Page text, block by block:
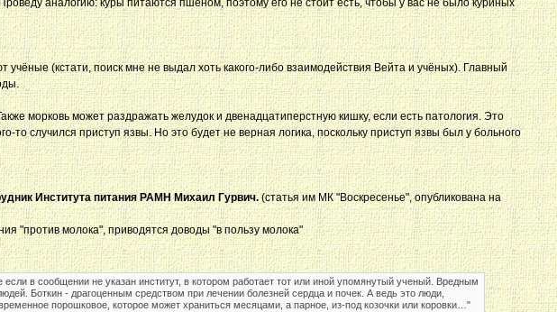
аналогию: куры питаются пшеном, поэтому его не стоит есть, чтобы у вас не было куриных
(кстати, поиск мне не выдал хоть какого-либо взаимодействия Вейта и учёных). Главный
морковь может раздражать желудок и двенадцатиперстную кишку, если есть патология. Это
то случился приступ язвы. Но это будет не верная логика, поскольку приступ язвы был у больного
Института питания РАМН Михаил Гурвич.(статья им МК "Воскресенье", опубликована на
"против молока", приводятся доводы "в пользу молока"
в сообщении не указан институт, в котором работает тот или иной упомянутый ученый. Вредным
Боткин - драгоценным средством при лечении болезней сердца и почек. А ведь это люди,
порошковое, которое может храниться месяцами, а парное, из-под козочки или коровки…"